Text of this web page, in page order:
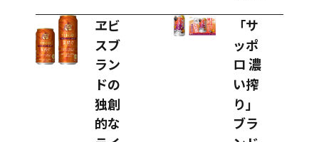
ヱビ
スブ
ラン
ドの
独創
的な
「サ
ッポ
ロ 濃
い搾
り」
ブラ